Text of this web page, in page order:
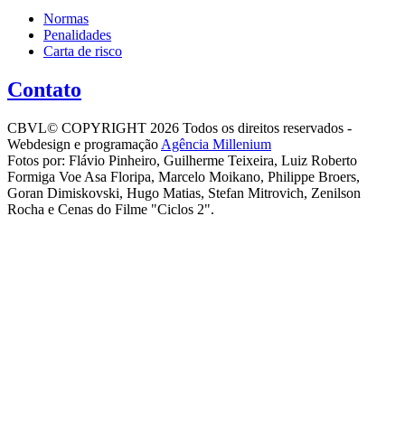
Normas
Penalidades
Carta de risco
Contato
CBVL© COPYRIGHT 2026 Todos os direitos reservados -
Webdesign e programação Agência Millenium
Fotos por: Flávio Pinheiro, Guilherme Teixeira, Luiz Roberto
Formiga Voe Asa Floripa, Marcelo Moikano, Philippe Broers,
Goran Dimiskovski, Hugo Matias, Stefan Mitrovich, Zenilson
Rocha e Cenas do Filme "Ciclos 2".